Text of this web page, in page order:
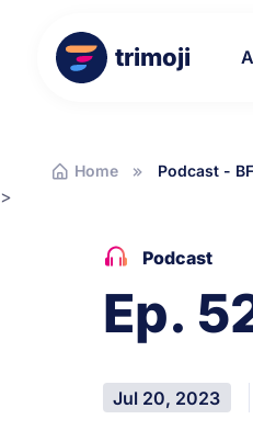
trimoji
Home Podcast -
>
Podcast
Ep.
Jul 20, 2023